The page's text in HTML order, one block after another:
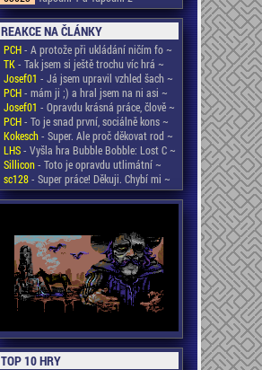
REAKCE NA ČLÁNKY
PCH- A protože při ukládání ničím fo ~
TK- Tak jsem si ještě trochu víc hrá ~
Josef01 - Já jsem upravil vzhled šach ~
PCH- mám ji ;) a hral jsem na ni asi ~
Josef01 - Opravdu krásná práce, člově ~
PCH- To je snad první, sociálně kons ~
Kokesch- Super. Ale proč děkovat rod ~
LHS- Vyšla hra Bubble Bobble: Lost C ~
Sillicon- Toto je opravdu utlimátní ~
sc128- Super práce! Děkuji. Chybí mi ~
TOP 10 HRY